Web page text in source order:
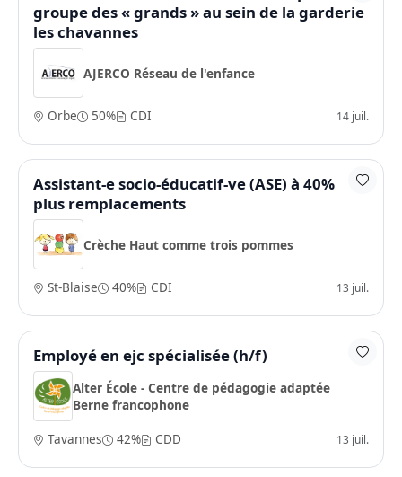
groupe des « grands » au sein de la garderie
les chavannes
AJERCO Réseau de l'enfance
Orbe 50% CDI 14 juil.
Assistant-e socio-éducatif-ve (ASE) à 40%
plus remplacements
Crèche Haut comme trois pommes
St-Blaise 40% CDI 13 juil.
Employé en ejc spécialisée (h/f)
Alter École - Centre de pédagogie adaptée
Berne francophone
Tavannes
42% CDD 13 juil.